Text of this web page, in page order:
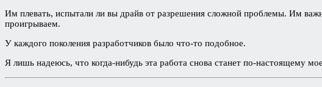
Им плевать, испытали ли вы драйв от разрешения сложной проблемы. Им
проигрываем.
У каждого поколения разработчиков было что-то подобное.
Я лишь надеюсь, что когда-нибудь эта работа снова станет по-настоящему